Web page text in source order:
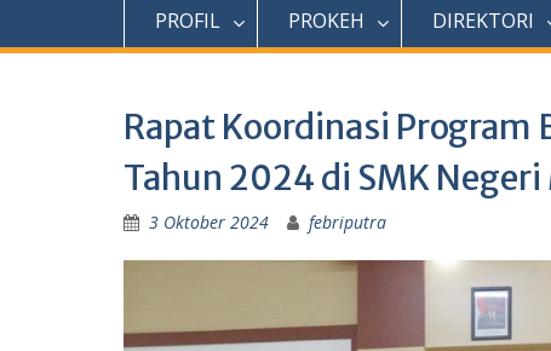
PROFIL PROKEH DIREKTORI
Rapat Koordinasi Program
Tahun 2024 di SMK
3 Oktober 2024 febriputra